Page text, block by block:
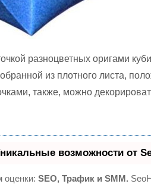
разноцветных оригами
из плотного листа,
также, можно
возможности от
оценки: SEO, Трафик и SMM.